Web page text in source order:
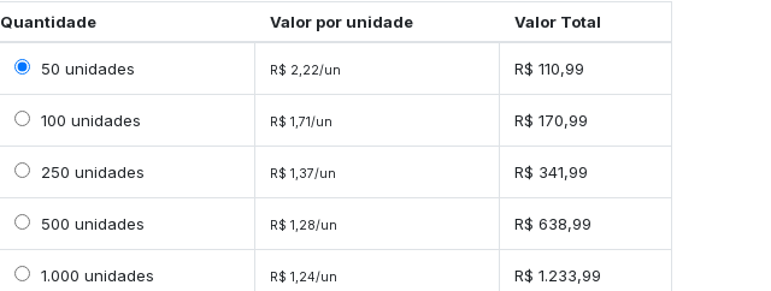
Quantidade Valor por unidade Valor Total
Selecionar 50 unidades
50 unidades R$ 2,22/un R$ 110,99
Selecionar 100 unidades
100 unidades R$ 1,71/un R$ 170,99
Selecionar 250 unidades
250 unidades R$ 1,37/un R$ 341,99
Selecionar 500 unidades
500 unidades R$ 1,28/un R$ 638,99
Selecionar 1000 unidades
1.000 unidades R$ 1,24/un R$ 1.233,99